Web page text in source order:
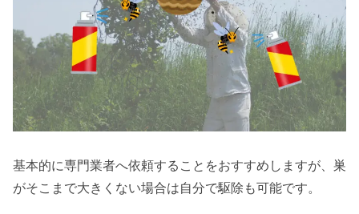
基本的に専門業者へ依頼することをおすすめしますが、巣
がそこまで大きくない場合は自分で駆除も可能です。